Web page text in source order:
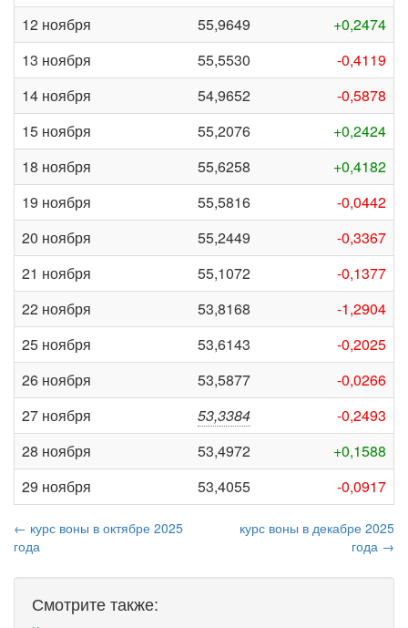
12 ноября
55,9649
+0,2474
13 ноября
55,5530
-0,4119
14 ноября
54,9652
-0,5878
15 ноября
55,2076
+0,2424
18 ноября
55,6258
+0,4182
19 ноября
55,5816
-0,0442
20 ноября
55,2449
-0,3367
21 ноября
55,1072
-0,1377
22 ноября
53,8168
-1,2904
25 ноября
53,6143
-0,2025
26 ноября
53,5877
-0,0266
27 ноября
53,3384
-0,2493
28 ноября
53,4972
+0,1588
29 ноября
53,4055 -0,0917
← курс воны в октябре 2025
года
курс воны в декабре 2025
года →
Смотрите также: